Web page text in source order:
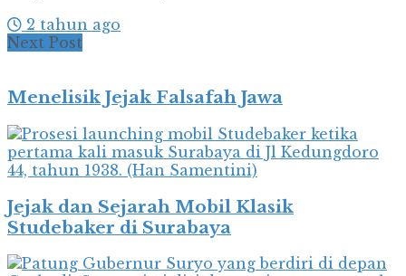
2 tahun ago
Next Post
Menelisik Jejak Falsafah Jawa
Jejak dan Sejarah Mobil Klasik
Studebaker di Surabaya